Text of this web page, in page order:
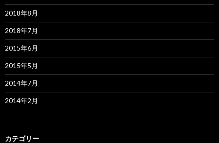
2018年8月
2018年7月
2015年6月
2015年5月
2014年7月
2014年2月
カテゴリー